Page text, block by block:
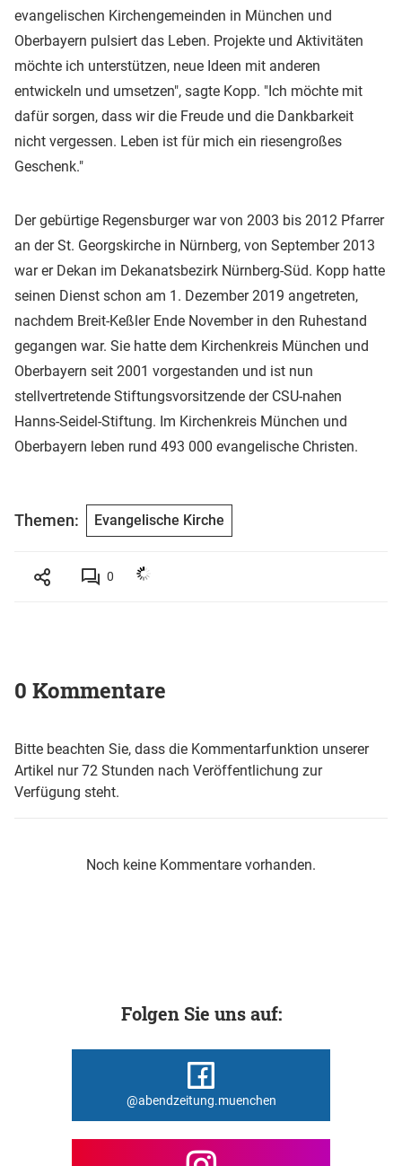
evangelischen Kirchengemeinden in München und
Oberbayern pulsiert das Leben. Projekte und Aktivitäten
möchte ich unterstützen, neue Ideen mit anderen
entwickeln und umsetzen", sagte Kopp. "Ich möchte mit
dafür sorgen, dass wir die Freude und die Dankbarkeit
nicht vergessen. Leben ist für mich ein riesengroßes
Geschenk."
Der gebürtige Regensburger war von 2003 bis 2012 Pfarrer
an der St. Georgskirche in Nürnberg, von September 2013
war er Dekan im Dekanatsbezirk Nürnberg-Süd. Kopp hatte
seinen Dienst schon am 1. Dezember 2019 angetreten,
nachdem Breit-Keßler Ende November in den Ruhestand
gegangen war. Sie hatte dem Kirchenkreis München und
Oberbayern seit 2001 vorgestanden und ist nun
stellvertretende Stiftungsvorsitzende der CSU-nahen
Hanns-Seidel-Stiftung. Im Kirchenkreis München und
Oberbayern leben rund 493 000 evangelische Christen.
Themen: Evangelische Kirche
0
0 Kommentare
Bitte beachten Sie, dass die Kommentarfunktion unserer
Artikel nur 72 Stunden nach Veröffentlichung zur
Verfügung steht.
Noch keine Kommentare vorhanden.
Folgen Sie uns auf:
@abendzeitung.muenchen